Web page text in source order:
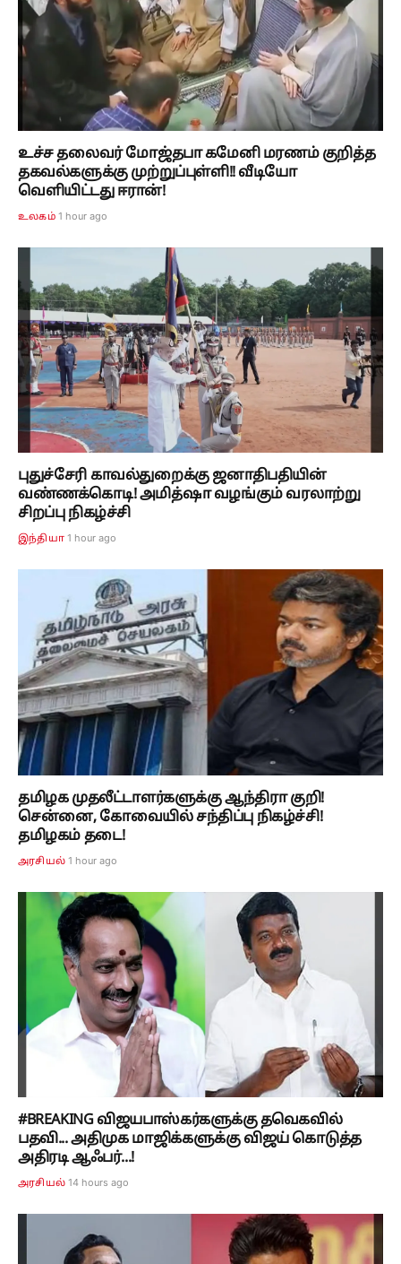
உச்ச தலைவர் மோஜ்தபா கமேனி மரணம் குறித்த
தகவல்களுக்கு முற்றுப்புள்ளி!! வீடியோ
வெளியிட்டது ஈரான்!
உலகம் 1 hour ago
புதுச்சேரி காவல்துறைக்கு ஜனாதிபதியின்
வண்ணக்கொடி! அமித்ஷா வழங்கும் வரலாற்று
சிறப்பு நிகழ்ச்சி
இந்தியா 1 hour ago
தமிழக முதலீட்டாளர்களுக்கு ஆந்திரா குறி!
சென்னை, கோவையில் சந்திப்பு நிகழ்ச்சி!
தமிழகம் தடை!
அரசியல் 1 hour ago
#BREAKING விஜயபாஸ்கர்களுக்கு தவெகவில்
பதவி... அதிமுக மாஜிக்களுக்கு விஜய் கொடுத்த
அதிரடி ஆஃபர்...!
அரசியல் 14 hours ago